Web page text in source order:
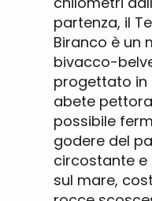
partenza, il
Biranco è un
bivacco-
progettato in
abete
possibile
godere del
circostante e
sul mare,